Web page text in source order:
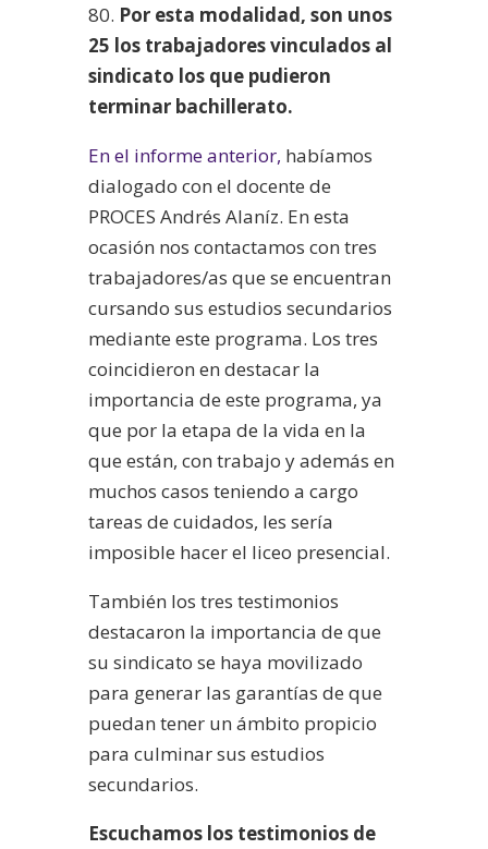
80. Por esta modalidad, son unos
25 los trabajadores vinculados al
sindicato los que pudieron
terminar bachillerato.
En el informe anterior, habíamos
dialogado con el docente de
PROCES Andrés Alaníz. En esta
ocasión nos contactamos con tres
trabajadores/as que se encuentran
cursando sus estudios secundarios
mediante este programa. Los tres
coincidieron en destacar la
importancia de este programa, ya
que por la etapa de la vida en la
que están, con trabajo y además en
muchos casos teniendo a cargo
tareas de cuidados, les sería
imposible hacer el liceo presencial.
También los tres testimonios
destacaron la importancia de que
su sindicato se haya movilizado
para generar las garantías de que
puedan tener un ámbito propicio
para culminar sus estudios
secundarios.
Escuchamos los testimonios de